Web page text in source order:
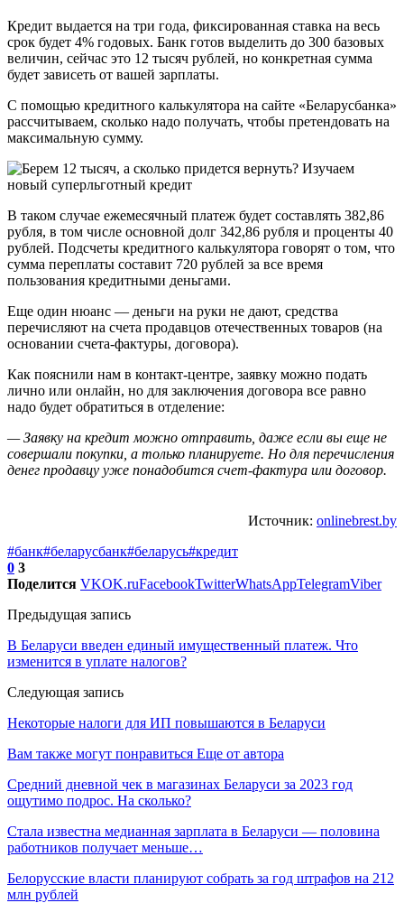
Кредит выдается на три года, фиксированная ставка на весь
срок будет 4% годовых. Банк готов выделить до 300 базовых
величин, сейчас это 12 тысяч рублей, но конкретная сумма
будет зависеть от вашей зарплаты.
С помощью кредитного калькулятора на сайте «Беларусбанка»
рассчитываем, сколько надо получать, чтобы претендовать на
максимальную сумму.
В таком случае ежемесячный платеж будет составлять 382,86
рубля, в том числе основной долг 342,86 рубля и проценты 40
рублей. Подсчеты кредитного калькулятора говорят о том, что
сумма переплаты составит 720 рублей за все время
пользования кредитными деньгами.
Еще один нюанс — деньги на руки не дают, средства
перечисляют на счета продавцов отечественных товаров (на
основании счета-фактуры, договора).
Как пояснили нам в контакт-центре, заявку можно подать
лично или онлайн, но для заключения договора все равно
надо будет обратиться в отделение:
— Заявку на кредит можно отправить, даже если вы еще не
совершали покупки, а только планируете. Но для перечисления
денег продавцу уже понадобится счет-фактура или договор.
Источник: onlinebrest.by
#банк#беларусбанк#беларусь#кредит
0 3
Поделится VKOK.ruFacebookTwitterWhatsAppTelegramViber
Предыдущая запись
В Беларуси введен единый имущественный платеж. Что
изменится в уплате налогов?
Следующая запись
Некоторые налоги для ИП повышаются в Беларуси
Вам также могут понравиться Еще от автора
Средний дневной чек в магазинах Беларуси за 2023 год
ощутимо подрос. На сколько?
Стала известна медианная зарплата в Беларуси — половина
работников получает меньше…
Белорусские власти планируют собрать за год штрафов на 212
млн рублей